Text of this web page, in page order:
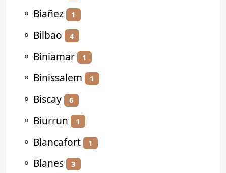
⚬ Biañez 1
⚬ Bilbao 4
⚬ Biniamar 1
⚬ Binissalem 1
⚬ Biscay 6
⚬ Biurrun 1
⚬ Blancafort 1
⚬ Blanes 3